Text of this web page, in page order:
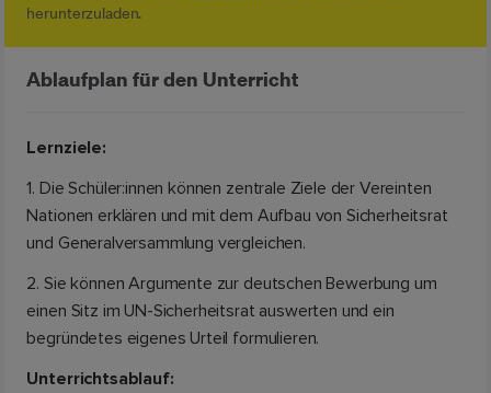
herunterzuladen.
Ablaufplan für den Unterricht
Lernziele:
1. Die Schüler:innen können zentrale Ziele der Vereinten
Nationen erklären und mit dem Aufbau von Sicherheitsrat
und Generalversammlung vergleichen.
2. Sie können Argumente zur deutschen Bewerbung um
einen Sitz im UN-Sicherheitsrat auswerten und ein
begründetes eigenes Urteil formulieren.
Unterrichtsablauf: